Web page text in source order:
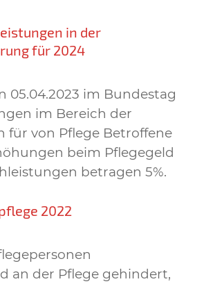
in der
für 2024
05.04.2023 im Bundestag
im Bereich der
für von Pflege Betroffene
beim Pflegegeld
betragen 5%.
2022
an der Pflege gehindert,